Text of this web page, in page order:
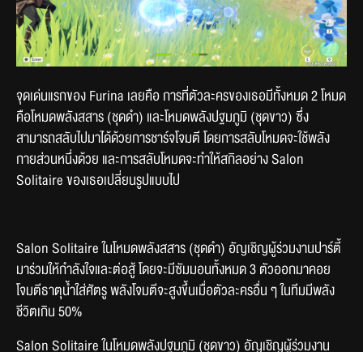
จุดเด่นแรกของ Furina เลยคือ การที่ตัวละครของเธอมีทั้งหมด 2 โหมด
คือโหมดพลังสสาร (ชุดดำ) และโหมดพลังปฐมภูมิ (ชุดขาว) ซึ่ง
สามารถสลับไปมาได้ด้วยการชาร์จโจมตี โดยการสลับโหมดจะใช้พลัง
กายส่วนหนึ่งด้วย และการสลับโหมดจะทำให้สกิลอย่าง Salon
Solitaire ของเธอเปลี่ยนรูปแบบไป
Salon Solitaire ในโหมดพลังสสาร (ชุดดำ) อัญเชิญผู้ร่วมงานปาร์ตี้
มาร่วมให้กำลังใจและต่อสู้ โดยจะมีซัมมอนทั้งหมด 3 ตัวออกมาคอย
โจมตีธาตุน้ำใส่ศัตรู พลังโจมตีจะสูงขึ้นเมื่อตัวละครอื่น ๆ ในทีมมีพลัง
ชีวิตเกิน 50%
Salon Solitaire ในโหมดพลังปฐมภูมิ (ชุดขาว) อัญเชิญผู้ร่วมงาน